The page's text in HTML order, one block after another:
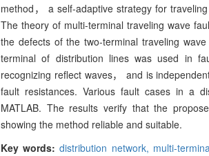
method， a self-adaptive strategy for
The theory of multi-terminal traveling wave
the defects of the two-terminal traveling
terminal of distribution lines was used in
recognizing reflect waves， and is
fault resistances. Various fault cases in a
MATLAB. The results verify that the
showing the method reliable and suitable.
Key words:distribution network, multi-